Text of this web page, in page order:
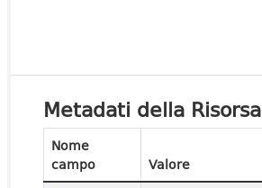
Metadati della Risorsa
Nome
campo
Valore